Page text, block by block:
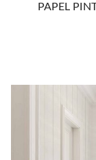
PAPEL